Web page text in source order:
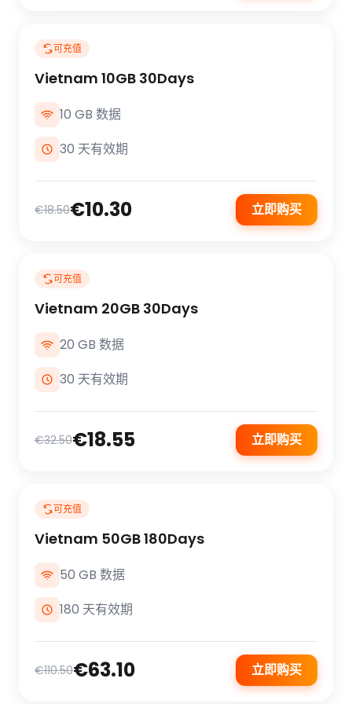
可充值
Vietnam 10GB 30Days
10 GB 数据
30 天有效期
€18.50€10.30 立即购买
可充值
Vietnam 20GB 30Days
20 GB 数据
30 天有效期
€32.50€18.55 立即购买
可充值
Vietnam 50GB 180Days
50 GB 数据
180 天有效期
€110.50€63.10 立即购买